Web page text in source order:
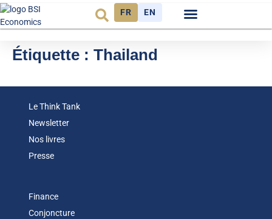
FR EN
Étiquette : Thailand
Le Think Tank
Newsletter
Nos livres
Presse
Finance
Conjoncture